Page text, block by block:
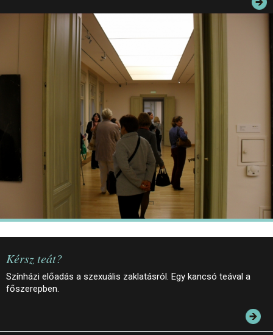
ELÉRHETŐSÉG
PALOTASÉTÁK ÉS VEZETÉSEK
KÖZÉRDEKŰ ADATOK
Kérsz teát?
Színházi előadás a szexuális zaklatásról. Egy kancsó teával a
főszerepben.